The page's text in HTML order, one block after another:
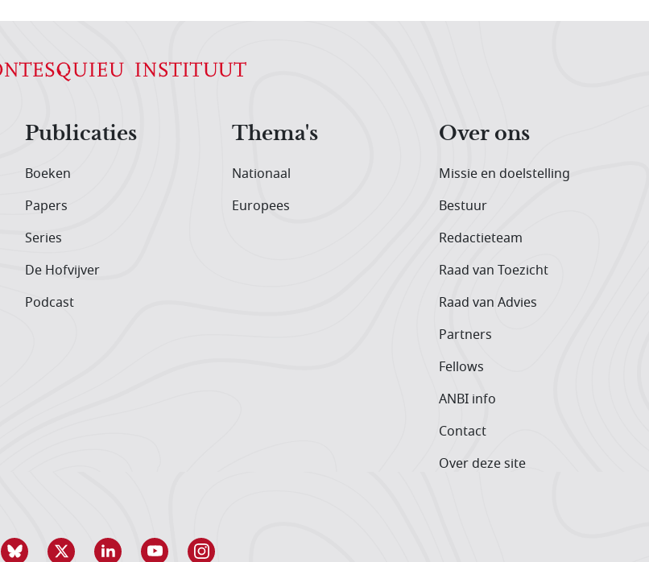
Publicaties
Boeken
Papers
Series
De Hofvijver
Podcast
Thema's
Nationaal
Europees
Over ons
Missie en doelstelling
Bestuur
Redactieteam
Raad van Toezicht
Raad van Advies
Partners
Fellows
ANBI info
Contact
Over deze site